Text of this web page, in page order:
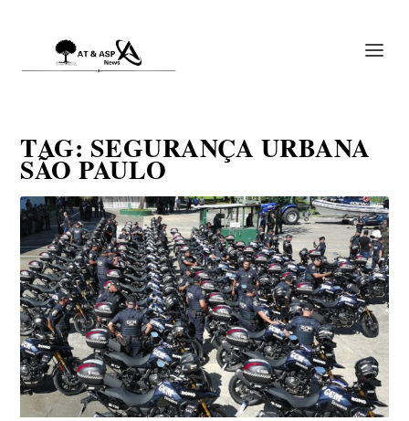
TAG: SEGURANÇA URBANA
SÃO PAULO